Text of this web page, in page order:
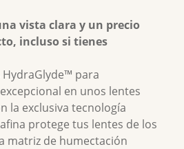
vista clara y un precio
incluso si tienes
HydraGlyde™ para
en unos lentes
la exclusiva tecnología
protege tus lentes de los
matriz de humectación